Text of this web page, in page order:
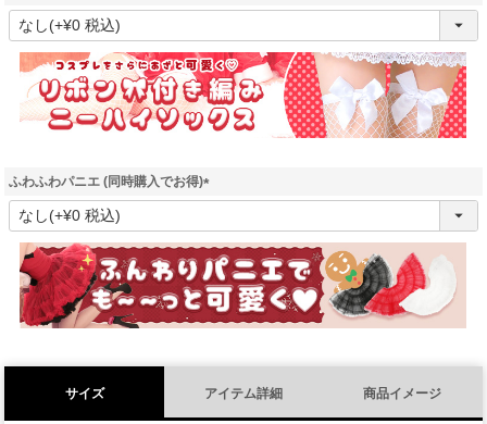
(
須
)
ふわふわパニエ (同時購入でお得)
(
須
)
サイズ アイテム詳細 商品イメージ